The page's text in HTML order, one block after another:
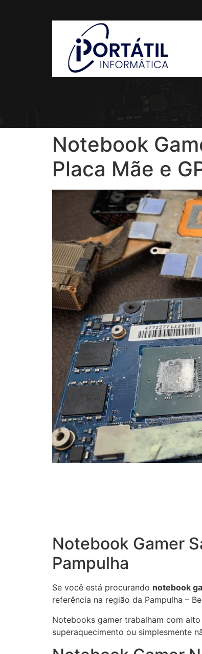
Notebook
Placa Mãe e
Notebook Gamer
Pampulha
Se você está procurando notebook
referência na região da Pampulha –
Notebooks gamer trabalham com
superaquecimento ou simplesmente